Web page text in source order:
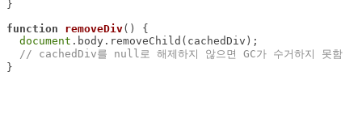
function
removeDiv( )
document
// cachedDiv를 null로 해제하지 않으면 GC가 수거하지 못함